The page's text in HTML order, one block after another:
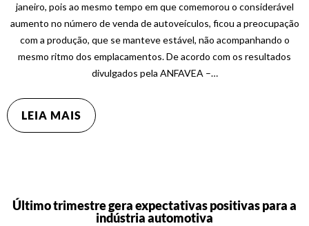
janeiro, pois ao mesmo tempo em que comemorou o considerável
aumento no número de venda de autoveículos, ficou a preocupação
com a produção, que se manteve estável, não acompanhando o
mesmo ritmo dos emplacamentos. De acordo com os resultados
divulgados pela ANFAVEA –…
LEIA MAIS
Último trimestre gera expectativas positivas para a
indústria automotiva